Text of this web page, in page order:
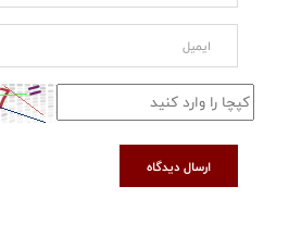
ارسال دیدگاه